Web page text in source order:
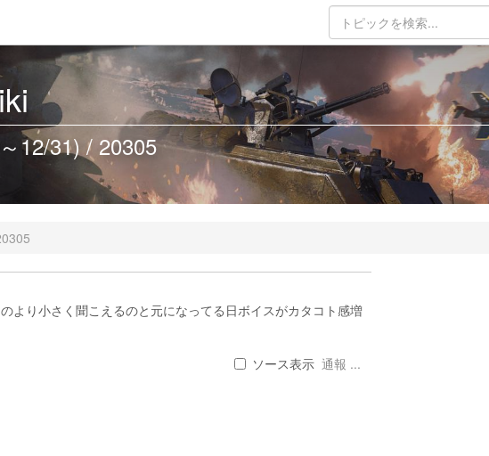
12/31) / 20305
より小さく聞こえるのと元になってる日ボイスがカタコト感増
ソース表示 通報 ...